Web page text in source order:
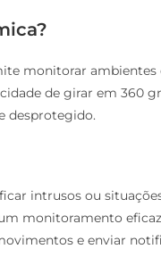
monitorar
de girar em 360
desprotegido.
intrusos ou
monitoramento
e enviar